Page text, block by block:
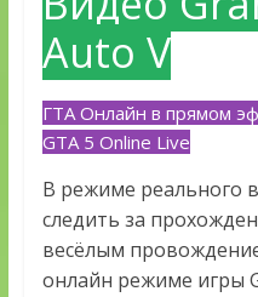
Auto V
ГТА Онлайн в прямом
GTA 5 Online Live
В режиме реального
следить за
весёлым
онлайн режиме игры